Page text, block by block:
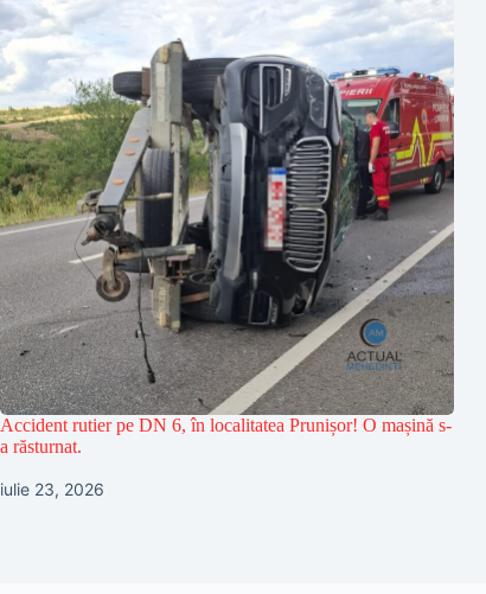
Accident rutier pe DN 6, în localitatea Prunișor! O mașină s-
a răsturnat.
iulie 23, 2026